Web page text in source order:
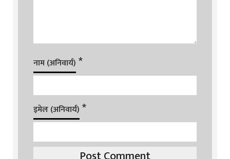
नाम (अनिवार्य) *
इमेल (अनिवार्य) *